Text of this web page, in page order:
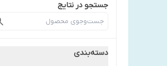
جستجو در نتایج
دسته‌بندی